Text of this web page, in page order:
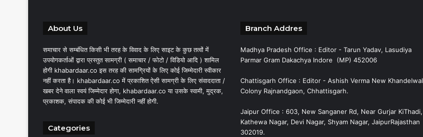
About Us
समाचार से सम्बंधित किसी भी तरह के विवाद के लिए साइट के कुछ तत्वों में
उपयोगकर्ताओं द्वारा प्रस्तुत सामग्री ( समाचार / फोटो / विडियो आदि ) शामिल
होगी khabardaar.co इस तरह की सामग्रियों के लिए कोई जिम्मेदारी स्वीकार
नहीं करता है। khabardaar.co में प्रकाशित ऐसी सामग्री के लिए संवाददाता /
खबर देने वाला स्वयं जिम्मेदार होगा, khabardaar.co या उसके स्वामी, मुद्रक,
प्रकाशक, संपादक की कोई भी जिम्मेदारी नहीं होगी.
Categories
Branch Addres
Madhya Pradesh Office : Editor - Tarun Yadav, Lasudiya
Parmar Gram Dakachya Indore (MP) 452006
Chattisgarh Office : Editor - Ashish Verma New Khandelwal
Colony Rajnandgaon, Chhattisgarh.
Jaipur Office : 603, New Sanganer Rd, Near Gurjar KiThadi,
Kathewa Nagar, Devi Nagar, Shyam Nagar, JaipurRajasthan
302019.